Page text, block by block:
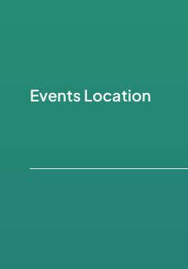
Events Location